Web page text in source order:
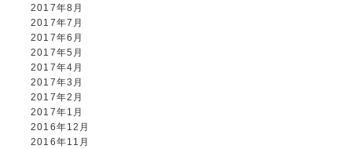
2017年8月
2017年7月
2017年6月
2017年5月
2017年4月
2017年3月
2017年2月
2017年1月
2016年12月
2016年11月